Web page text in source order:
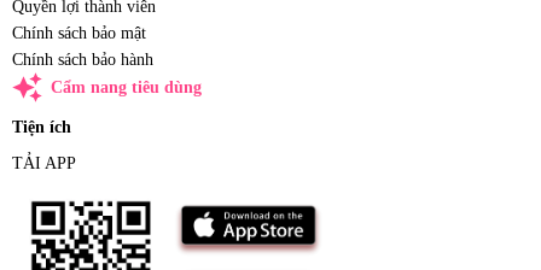
Quyền lợi thành viên
Chính sách bảo mật
Chính sách bảo hành
auto_awesome Cẩm nang tiêu dùng
Tiện ích
TẢI APP